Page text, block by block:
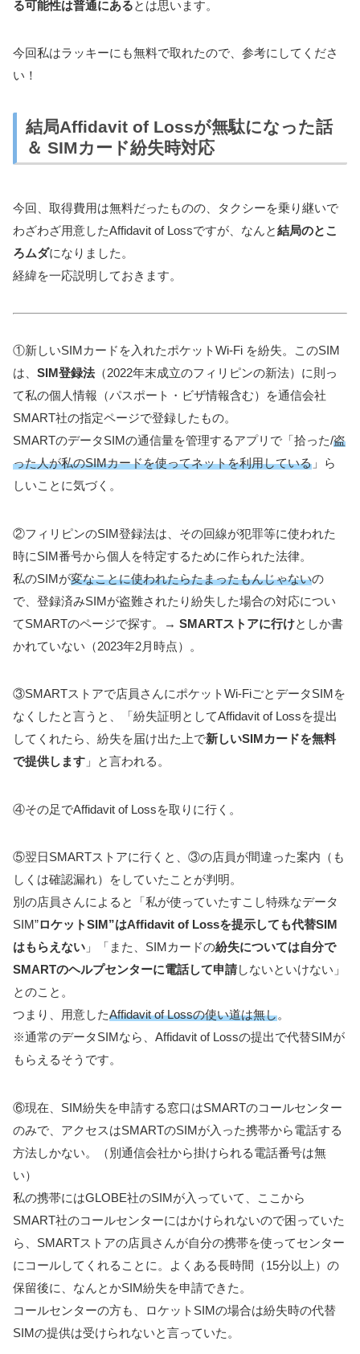
る可能性は普通にあるとは思います。
今回私はラッキーにも無料で取れたので、参考にしてくださ
い！
結局Affidavit of Lossが無駄になった話
＆ SIMカード紛失時対応
今回、取得費用は無料だったものの、タクシーを乗り継いで
わざわざ用意したAffidavit of Lossですが、なんと結局のとこ
ろムダになりました。
経緯を一応説明しておきます。
①新しいSIMカードを入れたポケットWi-Fi を紛失。このSIM
は、 SIM登録法（2022年末成立のフィリピンの新法）に則っ
て私の個人情報（パスポート・ビザ情報含む）を通信会社
SMART社の指定ページで登録したもの。
SMARTのデータSIMの通信量を管理するアプリで「拾った/盗
った人が私のSIMカードを使ってネットを利用している 」ら
しいことに気づく。
②フィリピンのSIM登録法は、その回線が犯罪等に使われた
時にSIM番号から個人を特定するために作られた法律。
私のSIMが変なことに使われたらたまったもんじゃないの
で、登録済みSIMが盗難されたり紛失した場合の対応につい
てSMARTのページで探す。→ SMARTストアに行けとしか書
かれていない（2023年2月時点）。
③SMARTストアで店員さんにポケットWi-FiごとデータSIMを
なくしたと言うと、「紛失証明としてAffidavit of Lossを提出
してくれたら、紛失を届け出た上で新しいSIMカードを無料
で提供します 」と言われる。
④その足でAffidavit of Lossを取りに行く。
⑤翌日SMARTストアに行くと、③の店員が間違った案内（も
しくは確認漏れ）をしていたことが判明。
別の店員さんによると「私が使っていたすこし特殊なデータ
SIM”ロケットSIM”はAffidavit of Lossを提示しても代替SIM
はもらえない 」「また、SIMカードの紛失については自分で
SMARTのヘルプセンターに電話して申請しないといけない」
とのこと。
つまり、用意したAffidavit of Lossの使い道は無し。
※通常のデータSIMなら、Affidavit of Lossの提出で代替SIMが
もらえるそうです。
⑥現在、SIM紛失を申請する窓口はSMARTのコールセンター
のみで、アクセスはSMARTのSIMが入った携帯から電話する
方法しかない。（別通信会社から掛けられる電話番号は無
い）
私の携帯にはGLOBE社のSIMが入っていて、ここから
SMART社のコールセンターにはかけられないので困っていた
ら、SMARTストアの店員さんが自分の携帯を使ってセンター
にコールしてくれることに。よくある長時間（15分以上）の
保留後に、なんとかSIM紛失を申請できた。
コールセンターの方も、ロケットSIMの場合は紛失時の代替
SIMの提供は受けられないと言っていた。